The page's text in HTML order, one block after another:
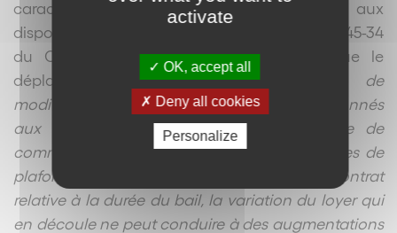
caractère sérieux de la question relative aux
dispositions du dernier alinéa de l’article L.145-34
du Code de commerce, qui prévoient que le
déplafonnement du loyer, «
en cas de
modification notable des éléments mentionnés
aux 1° à 4° de l’article L.145-33 du Code de
commerce ou s’il est fait exception aux règles de
plafonnement par suite d’une clause du contrat
relative à la durée du bail, la variation du loyer qui
en découle ne peut conduire à des augmentations
activate
OK, accept all
Deny all cookies
Personalize